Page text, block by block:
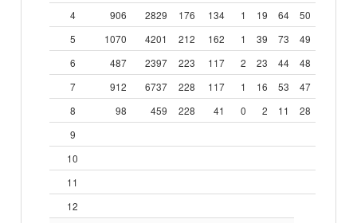
4
906 2829 176 134 1 19 64
50
5
1070 4201 212 162 1 39 73
49
6
487 2397 223 117 2 23 44
48
7
912 6737 228 117 1 16 53
47
8
98 459 228 41 0 2 11
28
9
10
11
12